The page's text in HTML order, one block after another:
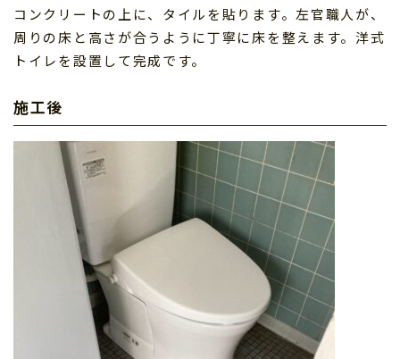
コンクリートの上に、タイルを貼ります。左官職人が、
周りの床と高さが合うように丁寧に床を整えます。洋式
トイレを設置して完成です。
施工後